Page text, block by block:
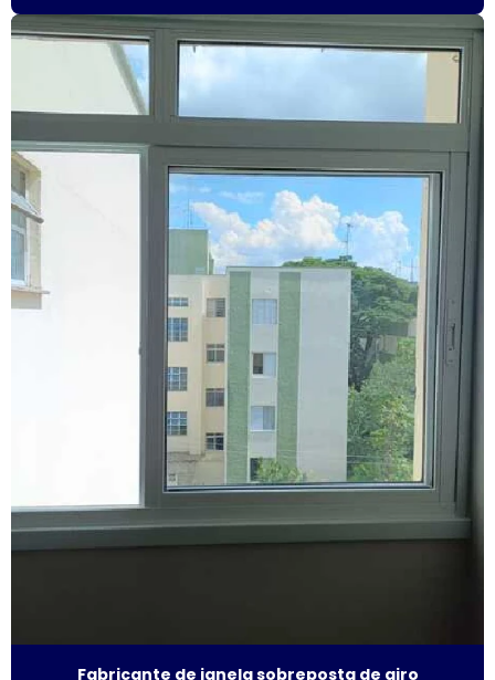
Fabricante de janela sobreposta de giro
Fabricante de janela vidro multilaminado
Fabricante de janela vidro triplo
Fabricante de portas e janelas de alumínio
Fornecedor de esquadrias de alto padrão
Fornecedor de esquadrias de alumínio
Fornecedor de janela de alumínio sobreposta
Fornecedor de janela anti ruído
Fornecedor de janela sobreposta
Fornecedor de janela sobreposta de correr
Fornecedor de janela sobreposta de giro
Indústria de esquadrias de alumínio
Fabricante de janela sobreposta de giro